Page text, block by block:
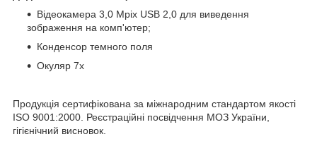
Відеокамера 3,0 Mpix USB 2,0 для виведення
зображення на комп'ютер;
Конденсор темного поля
Окуляр 7х
Продукція сертифікована за міжнародним стандартом якості
ISO 9001:2000. Реєстраційні посвідчення МОЗ України,
гігієнічний висновок.